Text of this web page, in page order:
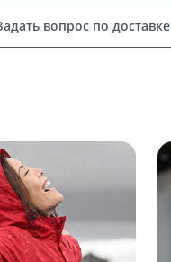
вопрос по доставке